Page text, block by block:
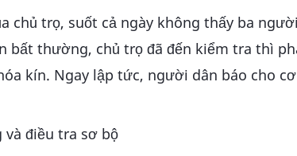
chủ trọ, suốt cả ngày không thấy ba
bất thường, chủ trọ đã đến kiểm tra thì
kín. Ngay lập tức, người dân báo cho
và điều tra sơ bộ